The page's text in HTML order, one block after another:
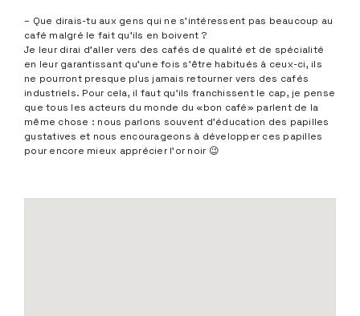
– Que dirais-tu aux gens qui ne s’intéressent pas beaucoup au
café malgré le fait qu’ils en boivent ?
Je leur dirai d’aller vers des cafés de qualité et de spécialité
en leur garantissant qu’une fois s’être habitués à ceux-ci, ils
ne pourront presque plus jamais retourner vers des cafés
industriels. Pour cela, il faut qu’ils franchissent le cap, je pense
que tous les acteurs du monde du «bon café» parlent de la
même chose : nous parlons souvent d’éducation des papilles
gustatives et nous encourageons à développer ces papilles
pour encore mieux apprécier l’or noir 😉